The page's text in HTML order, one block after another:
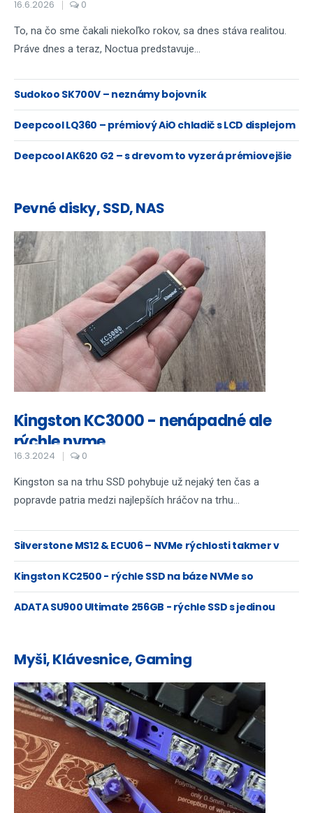
16.6.2026 0
To, na čo sme čakali niekoľko rokov, sa dnes stáva realitou.
Práve dnes a teraz, Noctua predstavuje...
Sudokoo SK700V – neznámy bojovník
Deepcool LQ360 – prémiový AiO chladič s LCD displejom
Deepcool AK620 G2 – s drevom to vyzerá prémiovejšie
Pevné disky, SSD, NAS
Kingston KC3000 - nenápadné ale
rýchle nvme
16.3.2024 0
Kingston sa na trhu SSD pohybuje už nejaký ten čas a
popravde patria medzi najlepších hráčov na trhu...
Silverstone MS12 & ECU06 – NVMe rýchlosti takmer v
hociktorom PC
Kingston KC2500 - rýchle SSD na báze NVMe so
šifrovaním XTS-AES
ADATA SU900 Ultimate 256GB - rýchle SSD s jedinou
Myši, Klávesnice, Gaming